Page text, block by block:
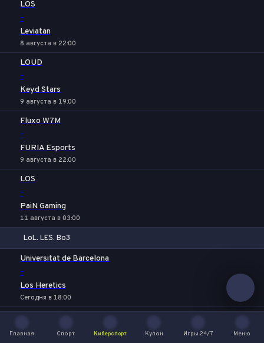
LOS
-
Leviatan
8 августа в 22:00
LOUD
-
Keyd Stars
9 августа в 19:00
Fluxo W7M
-
FURIA Esports
9 августа в 22:00
LOS
-
PaiN Gaming
11 августа в 03:00
LoL. LES. Bo3
Universitat de Barcelona
-
Los Heretics
Сегодня в 18:00
FALKE Esports
-
Главная
Спорт
Киберспорт
Купон
Игры 24/7
Меню